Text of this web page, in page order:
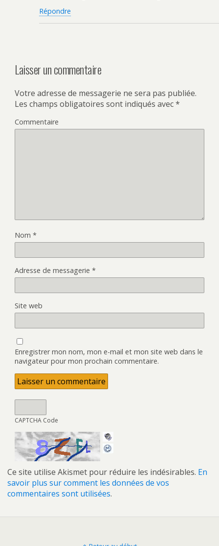
Répondre
Laisser un commentaire
Votre adresse de messagerie ne sera pas publiée.
Les champs obligatoires sont indiqués avec*
Commentaire
Nom *
Adresse de messagerie *
Site web
Enregistrer mon nom, mon e-mail et mon site web dans le
navigateur pour mon prochain commentaire.
CAPTCHA Code
Ce site utilise Akismet pour réduire les indésirables. En
savoir plus sur comment les données de vos
commentaires sont utilisées.